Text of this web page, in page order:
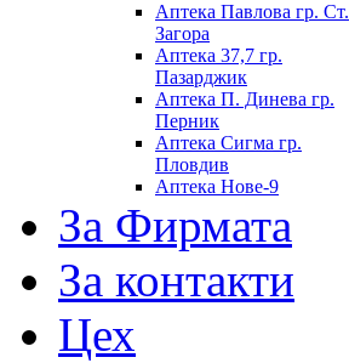
Аптека Павлова гр. Ст.
Загора
Аптека 37,7 гр.
Пазарджик
Аптека П. Динева гр.
Перник
Аптека Сигма гр.
Пловдив
Аптека Нове-9
За Фирмата
За контакти
Цех